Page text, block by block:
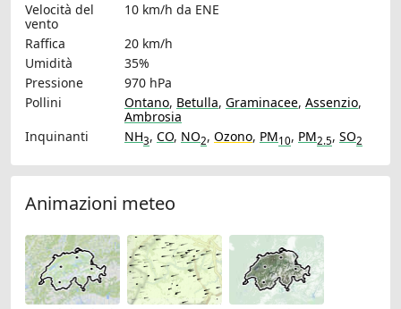
Velocità del
vento
10 km/h da ENE
Raffica
20 km/h
Umidità
35%
Pressione
970 hPa
Pollini
Ontano, Betulla, Graminacee, Assenzio,
Ambrosia
Inquinanti
NH3, CO, NO2, Ozono, PM10, PM2.5, SO2
Animazioni meteo